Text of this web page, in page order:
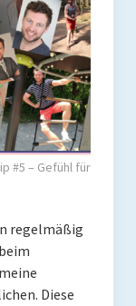
#5 – Gefühl für
regelmäßig
Diese